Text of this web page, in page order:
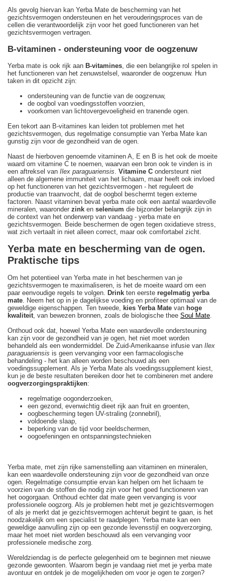
Als gevolg hiervan kan Yerba Mate de bescherming van het
gezichtsvermogen ondersteunen en het verouderingsproces van de
cellen die verantwoordelijk zijn voor het goed functioneren van het
gezichtsvermogen vertragen.
B-vitaminen - ondersteuning voor de oogzenuw
Yerba mate is ook rijk aan B-vitamines, die een belangrijke rol spelen in
het functioneren van het zenuwstelsel, waaronder de oogzenuw. Hun
taken in dit opzicht zijn:
ondersteuning van de functie van de oogzenuw,
de oogbol van voedingsstoffen voorzien,
voorkomen van lichtovergevoeligheid en tranende ogen.
Een tekort aan B-vitamines kan leiden tot problemen met het
gezichtsvermogen, dus regelmatige consumptie van Yerba Mate kan
gunstig zijn voor de gezondheid van de ogen.
Naast de hierboven genoemde vitaminen A, E en B is het ook de moeite
waard om vitamine C te noemen, waarvan een bron ook te vinden is in
een aftreksel van Ilex paraguariensis. Vitamine C ondersteunt niet
alleen de algemene immuniteit van het lichaam, maar heeft ook invloed
op het functioneren van het gezichtsvermogen - het reguleert de
productie van traanvocht, dat de oogbol beschermt tegen externe
factoren. Naast vitaminen bevat yerba mate ook een aantal waardevolle
mineralen, waaronder zink en selenium die bijzonder belangrijk zijn in
de context van het onderwerp van vandaag - yerba mate en
gezichtsvermogen. Beide beschermen de ogen tegen oxidatieve stress,
wat zich vertaalt in niet alleen correct, maar ook comfortabel zicht.
Yerba mate en bescherming van de ogen.
Praktische tips
Om het potentieel van Yerba mate in het beschermen van je
gezichtsvermogen te maximaliseren, is het de moeite waard om een
paar eenvoudige regels te volgen. Drink ten eerste regelmatig yerba
mate. Neem het op in je dagelijkse voeding en profiteer optimaal van de
geweldige eigenschappen. Ten tweede, kies Yerba Mate van hoge
kwaliteit, van bewezen bronnen, zoals de biologische thee Soul Mate.
Onthoud ook dat, hoewel Yerba Mate een waardevolle ondersteuning
kan zijn voor de gezondheid van je ogen, het niet moet worden
behandeld als een wondermiddel. De Zuid-Amerikaanse infusie van Ilex
paraguariensis is geen vervanging voor een farmacologische
behandeling - het kan alleen worden beschouwd als een
voedingssupplement. Als je Yerba Mate als voedingssupplement kiest,
kun je de beste resultaten bereiken door het te combineren met andere
oogverzorgingspraktijken:
regelmatige oogonderzoeken,
een gezond, evenwichtig dieet rijk aan fruit en groenten,
oogbescherming tegen UV-straling (zonnebril),
voldoende slaap,
beperking van de tijd voor beeldschermen,
oogoefeningen en ontspanningstechnieken
Yerba mate, met zijn rijke samenstelling aan vitaminen en mineralen,
kan een waardevolle ondersteuning zijn voor de gezondheid van onze
ogen. Regelmatige consumptie ervan kan helpen om het lichaam te
voorzien van de stoffen die nodig zijn voor het goed functioneren van
het oogorgaan. Onthoud echter dat mate geen vervanging is voor
professionele oogzorg. Als je problemen hebt met je gezichtsvermogen
of als je merkt dat je gezichtsvermogen achteruit begint te gaan, is het
noodzakelijk om een specialist te raadplegen. Yerba mate kan een
geweldige aanvulling zijn op een gezonde levensstijl en oogverzorging,
maar het moet niet worden beschouwd als een vervanging voor
professionele medische zorg.
Wereldziendag is de perfecte gelegenheid om te beginnen met nieuwe
gezonde gewoonten. Waarom begin je vandaag niet met je yerba mate
avontuur en ontdek je de mogelijkheden om voor je ogen te zorgen?